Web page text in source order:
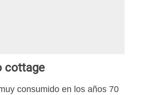
cottage
consumido en los años 70